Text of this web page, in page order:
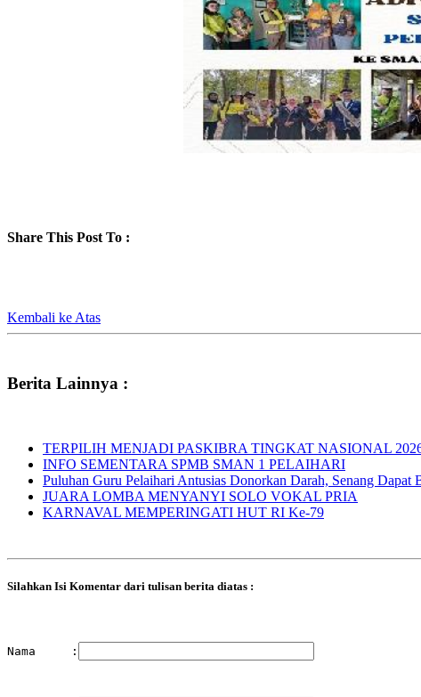
Share This Post To :
Kembali ke Atas
Berita Lainnya :
TERPILIH MENJADI PASKIBRA TINGKAT NASIONAL
INFO SEMENTARA SPMB SMAN 1 PELAIHARI
Puluhan Guru Pelaihari Antusias Donorkan Darah, Senang
JUARA LOMBA MENYANYI SOLO VOKAL PRIA
KARNAVAL MEMPERINGATI HUT RI Ke-79
Silahkan Isi Komentar dari tulisan berita diatas :
Nama     :